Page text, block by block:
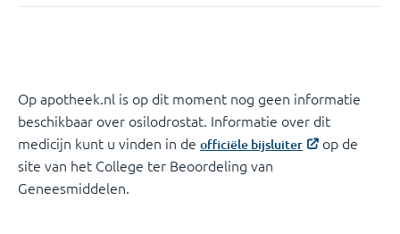
Op apotheek.nl is op dit moment nog geen informatie
beschikbaar over osilodrostat. Informatie over dit
medicijn kunt u vinden in de officiële bijsluiter
op de
site van het College ter Beoordeling van
Geneesmiddelen.